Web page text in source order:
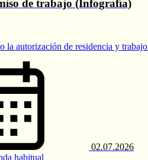
de trabajo (Infografía)
la autorización de residencia y
02.07.2026